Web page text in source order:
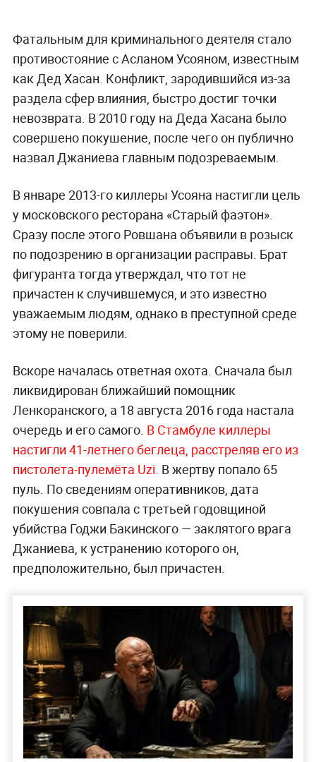
Фатальным для криминального деятеля стало
противостояние с Асланом Усояном, известным
как Дед Хасан. Конфликт, зародившийся из-за
раздела сфер влияния, быстро достиг точки
невозврата. В 2010 году на Деда Хасана было
совершено покушение, после чего он публично
назвал Джаниева главным подозреваемым.
В январе 2013-го киллеры Усояна настигли цель
у московского ресторана «Старый фаэтон».
Сразу после этого Ровшана объявили в розыск
по подозрению в организации расправы. Брат
фигуранта тогда утверждал, что тот не
причастен к случившемуся, и это известно
уважаемым людям, однако в преступной среде
этому не поверили.
Вскоре началась ответная охота. Сначала был
ликвидирован ближайший помощник
Ленкоранского, а 18 августа 2016 года настала
очередь и его самого. В Стамбуле киллеры
настигли 41-летнего беглеца, расстреляв его из
пистолета-пулемёта Uzi. В жертву попало 65
пуль. По сведениям оперативников, дата
покушения совпала с третьей годовщиной
убийства Годжи Бакинского — заклятого врага
Джаниева, к устранению которого он,
предположительно, был причастен.